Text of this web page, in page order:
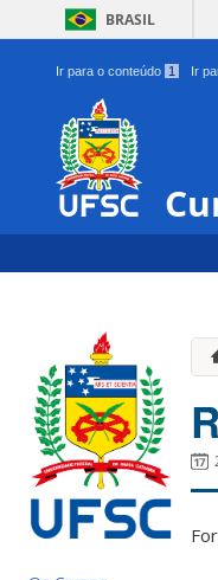
BRASIL
Ir para o conteúdo 1 Ir